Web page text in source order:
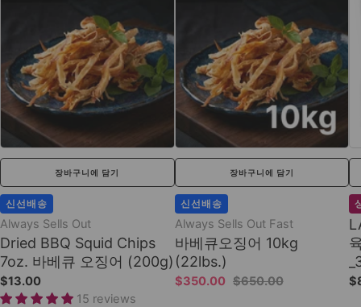
장바구니에 담기
신선배송
Always Sells Out
Dried BBQ Squid Chips
7oz. 바베큐 오징어 (200g)
$13.00
15 reviews
장바구니에 담기
신선배송
Always Sells Out Fast
바베큐오징어 10kg
(22lbs.)
$350.00 $650.00